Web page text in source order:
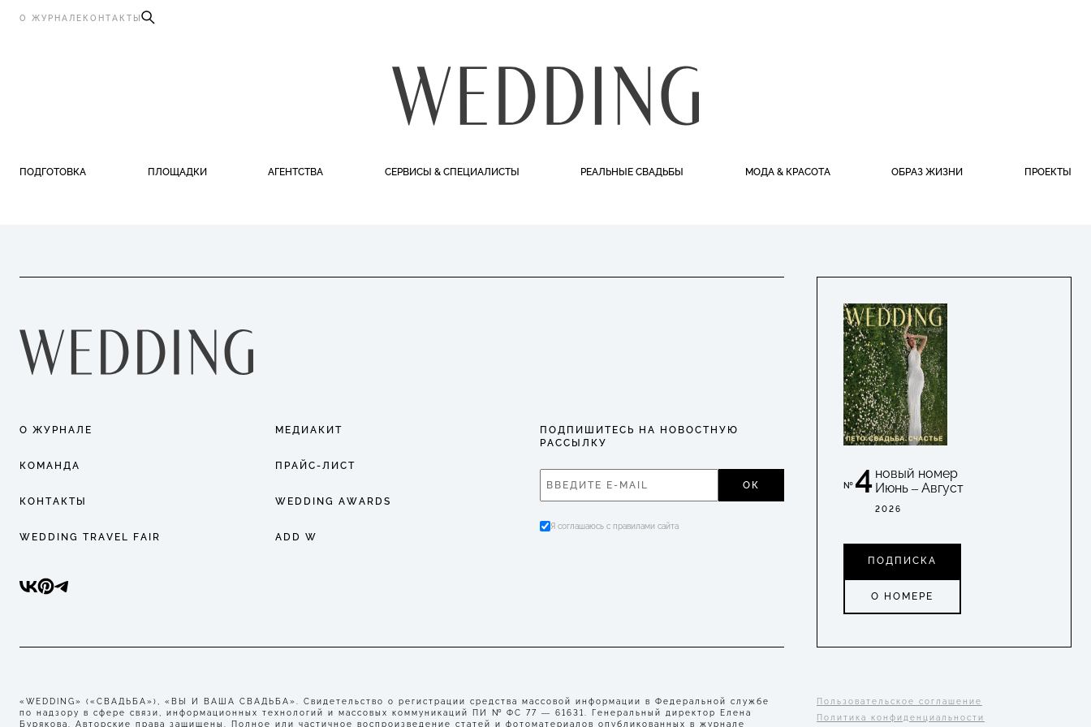
О ЖУРНАЛЕ КОНТАКТЫ
ПОДГОТОВКА ПЛОЩАДКИ АГЕНТСТВА СЕРВИСЫ & СПЕЦИАЛИСТЫ РЕАЛЬНЫЕ СВАДЬБЫ МОДА & КРАСОТА ОБРАЗ ЖИЗНИ ПРОЕКТЫ
О ЖУРНАЛЕ МЕДИАКИТ
КОМАНДА ПРАЙС-ЛИСТ
КОНТАКТЫ WEDDING AWARDS
WEDDING TRAVEL FAIR ADD W
ПОДПИШИТЕСЬ НА НОВОСТНУЮ
РАССЫЛКУ
ОК
Я соглашаюсь с правилами сайта
№4 новый номер
Июнь – Август
2026
ПОДПИСКА
О НОМЕРЕ
«WEDDING» («СВАДЬБА»), «ВЫ И ВАША СВАДЬБА». Свидетельство о регистрации средства массовой информации в Федеральной службе
по надзору в сфере связи, информационных технологий и массовых коммуникаций ПИ № ФС 77 — 61631. Генеральный директор Елена
Бурякова. Авторские права защищены. Полное или частичное воспроизведение статей и фотоматериалов опубликованных в журнале
Пользовательское соглашение
Политика конфиденциальности